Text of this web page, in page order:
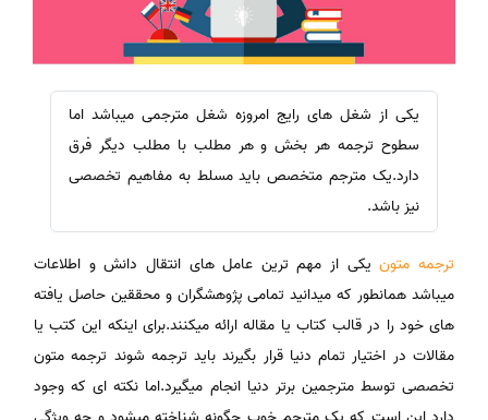
یکی از شغل های رایج امروزه شغل مترجمی میباشد اما
سطوح ترجمه هر بخش و هر مطلب با مطلب دیگر فرق
دارد.یک مترجم متخصص باید مسلط به مفاهیم تخصصی
نیز باشد.
ترجمه متونیکی از مهم ترین عامل های انتقال دانش و اطلاعات
میباشد همانطور که میدانید تمامی پژوهشگران و محققین حاصل یافته
های خود را در قالب کتاب یا مقاله ارائه میکنند.برای اینکه این کتب یا
مقالات در اختیار تمام دنیا قرار بگیرند باید ترجمه شوند ترجمه متون
تخصصی توسط مترجمین برتر دنیا انجام میگیرد.اما نکته ای که وجود